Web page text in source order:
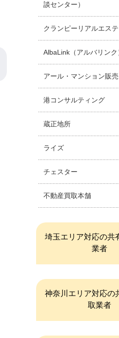
談センター）
クランピーリアルエステ
AlbaLink（アルバリンク
アール・マンション販売
港コンサルティング
蔵正地所
ライズ
チェスター
不動産買取本舗
埼玉エリア対応の共
業者
神奈川エリア対応の
取業者